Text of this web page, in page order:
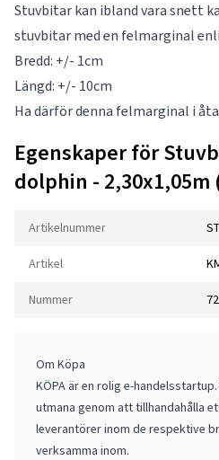
Stuvbitar kan ibland vara snett
stuvbitar med en felmarginal
Bredd: +/- 1cm
Längd: +/- 10cm
Ha därför denna felmarginal i
Egenskaper för
dolphin - 2,30x1,05m
Artikelnummer
Artikel
Nummer
Om Köpa
KÖPA är en rolig e-
utmana genom att tillhandahålla
leverantörer inom de respektive
verksamma inom.